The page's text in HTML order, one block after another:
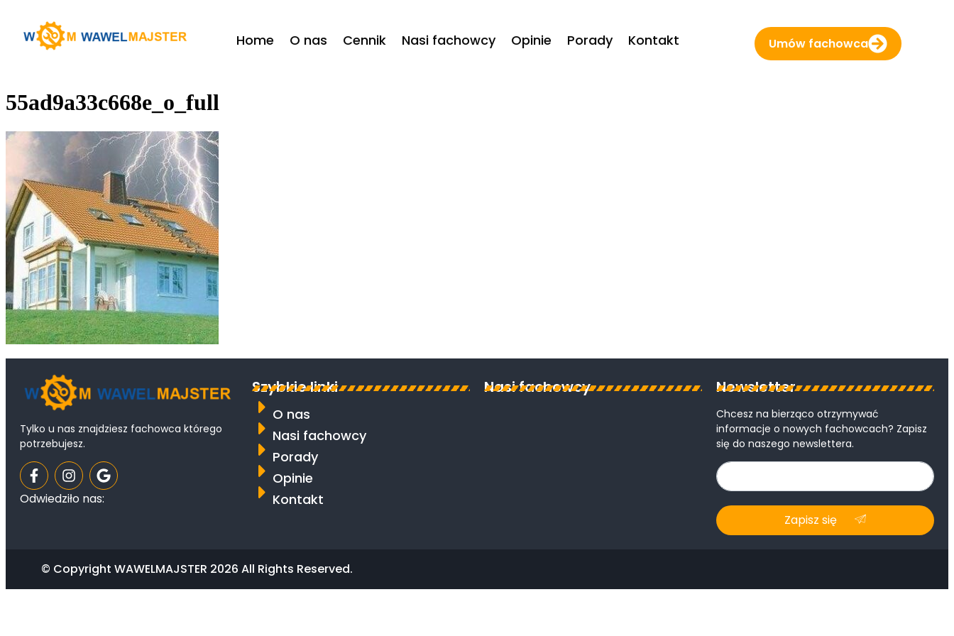
Home O nas Cennik Nasi fachowcy Opinie Porady Kontakt Umów fachowca
55ad9a33c668e_o_full
Tylko u nas znajdziesz fachowca którego
potrzebujesz.
Odwiedziło nas:
Szybkie linki
O nas
Nasi fachowcy
Porady
Opinie
Kontakt
Nasi fachowcy Newsletter
Chcesz na bierząco otrzymywać
informacje o nowych fachowcach? Zapisz
się do naszego newslettera.
Zapisz się
© Copyright WAWELMAJSTER 2026 All Rights Reserved.